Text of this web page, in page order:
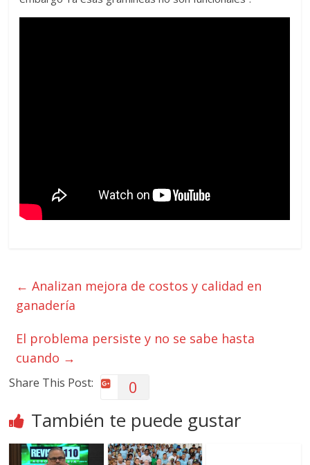
← Analizan mejora de costos y calidad en
ganadería
El problema persiste y no se sabe hasta
cuando →
Share This Post: 0
También te puede gustar